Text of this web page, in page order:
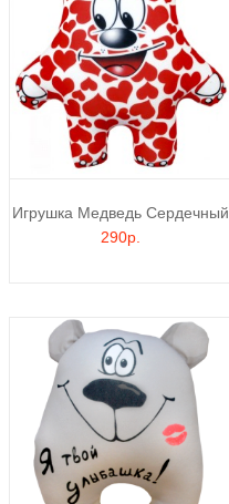
Игрушка Медведь Сердечный
290р.